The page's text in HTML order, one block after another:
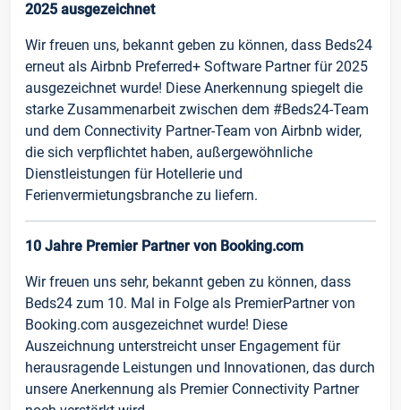
2025 ausgezeichnet
Wir freuen uns, bekannt geben zu können, dass Beds24
erneut als Airbnb Preferred+ Software Partner für 2025
ausgezeichnet wurde! Diese Anerkennung spiegelt die
starke Zusammenarbeit zwischen dem #Beds24-Team
und dem Connectivity Partner-Team von Airbnb wider,
die sich verpflichtet haben, außergewöhnliche
Dienstleistungen für Hotellerie und
Ferienvermietungsbranche zu liefern.
10 Jahre Premier Partner von Booking.com
Wir freuen uns sehr, bekannt geben zu können, dass
Beds24 zum 10. Mal in Folge als PremierPartner von
Booking.com ausgezeichnet wurde! Diese
Auszeichnung unterstreicht unser Engagement für
herausragende Leistungen und Innovationen, das durch
unsere Anerkennung als Premier Connectivity Partner